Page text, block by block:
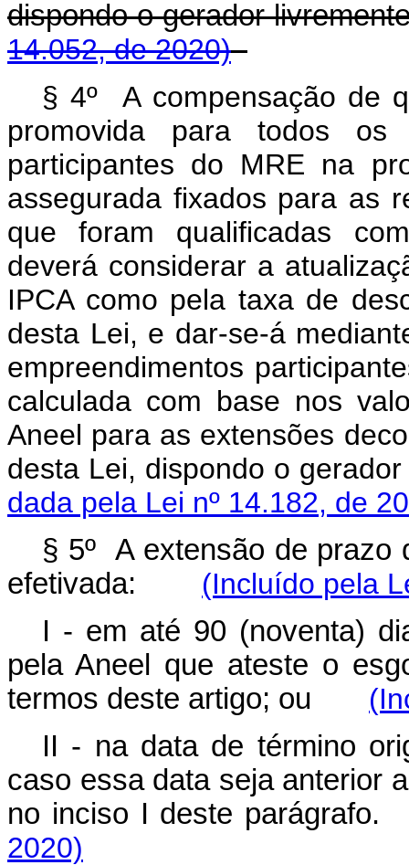
dispondo o gerador
14.052, de 2020)
§ 4º A compensação de
promovida para todos os
participantes do MRE na
assegurada fixados para as
que foram qualificadas
deverá considerar a
IPCA como pela taxa de
desta Lei, e dar-se-á
empreendimentos
calculada com base nos
Aneel para as extensões
desta Lei, dispondo o
dada pela Lei nº 14.182, de
§ 5º A extensão de prazo
efetivada: (Incluído pela
I - em até 90 (noventa)
pela Aneel que ateste o
termos deste artigo; ou
II - na data de término
caso essa data seja anterior
no inciso I deste
2020)